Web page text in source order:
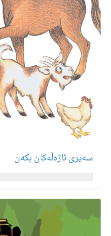
سەیری ئاژەڵەكان بكەن